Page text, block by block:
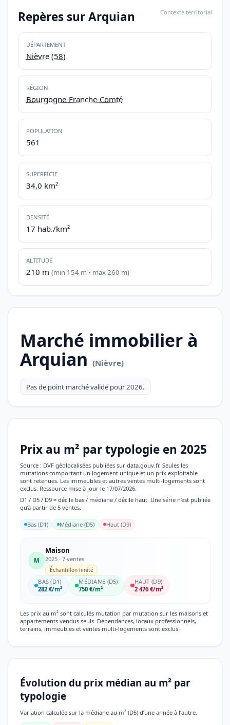
Repères sur Arquian Contexte territorial
DÉPARTEMENT
Nièvre (58)
RÉGION
Bourgogne-Franche-Comté
POPULATION
561
SUPERFICIE
34,0 km²
DENSITÉ
17 hab./km²
ALTITUDE
210 m (min 154 m • max 260 m)
Marché immobilier à
Arquian (Nièvre)
Pas de point marché validé pour 2026.
Prix au m² par typologie en 2025
Source : DVF géolocalisées publiées sur data.gouv.fr. Seules les
mutations comportant un logement unique et un prix exploitable
sont retenues. Les immeubles et autres ventes multi-logements sont
exclus. Ressource mise à jour le 17/07/2026.
D1 / D5 / D9 = décile bas / médiane / décile haut. Une série n’est publiée
qu’à partir de 5 ventes.
Bas (D1) Médiane (D5) Haut (D9)
M
Maison
2025 · 7 ventes
Échantillon limité
BAS (D1)
282 €/m²
MÉDIANE (D5)
750 €/m²
HAUT (D9)
2 476 €/m²
Les prix au m² sont calculés mutation par mutation sur les maisons et
appartements vendus seuls. Dépendances, locaux professionnels,
terrains, immeubles et ventes multi-logements sont exclus.
Évolution du prix médian au m² par
typologie
Variation calculée sur la médiane au m² (D5) d’une année à l’autre.